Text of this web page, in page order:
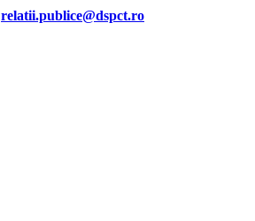
relatii.publice@dspct.ro